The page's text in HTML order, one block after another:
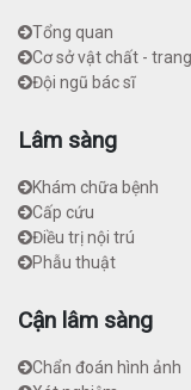
Tổng quan
Cơ sở vật chất -
Đội ngũ bác sĩ
Lâm sàng
Khám chữa bệnh
Cấp cứu
Điều trị nội trú
Phẫu thuật
Cận lâm sàng
Chẩn đoán hình ảnh